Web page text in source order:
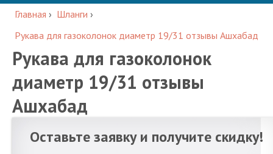
Главная › Шланги ›
Рукава для газоколонок диаметр 19/31 отзывы Ашхабад
Рукава для газоколонок
диаметр 19/31 отзывы
Ашхабад
Оставьте заявку и получите скидку!